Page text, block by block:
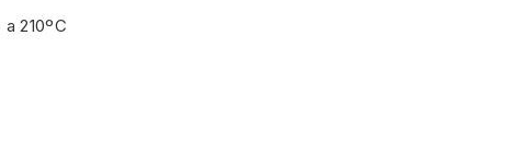
210ºC